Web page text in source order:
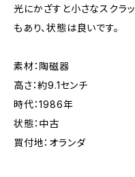
光にかざすと小さなスクラ
もあり、状態は良いです。
素材：陶磁器
高さ：約9.1センチ
時代：1986年
状態：中古
買付地：オランダ